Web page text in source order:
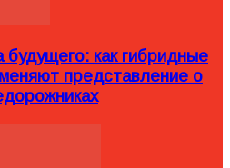
будущего: как гибридные
представление о